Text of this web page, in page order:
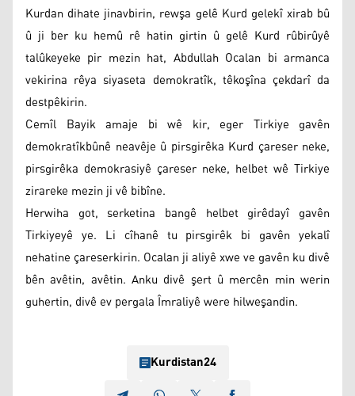
Kurdan dihate jinavbirin, rewşa gelê Kurd gelekî xirab bû
û ji ber ku hemû rê hatin girtin û gelê Kurd rûbirûyê
talûkeyeke pir mezin hat, Abdullah Ocalan bi armanca
vekirina rêya siyaseta demokratîk, têkoşîna çekdarî da
destpêkirin.
Cemîl Bayik amaje bi wê kir, eger Tirkiye gavên
demokratîkbûnê neavêje û pirsgirêka Kurd çareser neke,
pirsgirêka demokrasiyê çareser neke, helbet wê Tirkiye
zirareke mezin ji vê bibîne.
Herwiha got, serketina bangê helbet girêdayî gavên
Tirkiyeyê ye. Li cîhanê tu pirsgirêk bi gavên yekalî
nehatine çareserkirin. Ocalan ji aliyê xwe ve gavên ku divê
bên avêtin, avêtin. Anku divê şert û mercên min werin
guhertin, divê ev pergala Îmraliyê were hilweşandin.
Kurdistan24